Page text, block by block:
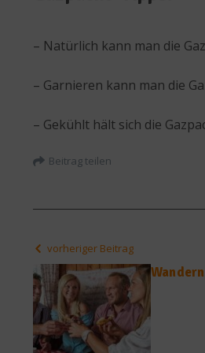
– Natürlich kann man die
– Garnieren kann man die
– Gekühlt hält sich die
Beitrag teilen
vorheriger Beitrag